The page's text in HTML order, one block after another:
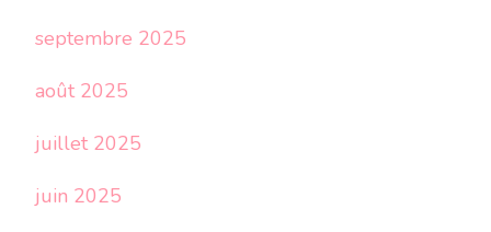
septembre 2025
août 2025
juillet 2025
juin 2025